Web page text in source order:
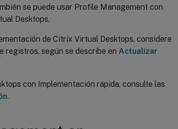
se puede usar Profile Management con
Desktops.
de Citrix Virtual Desktops, considere
registros, según se describe en Actualizar
con Implementación rápida, consulte las
.